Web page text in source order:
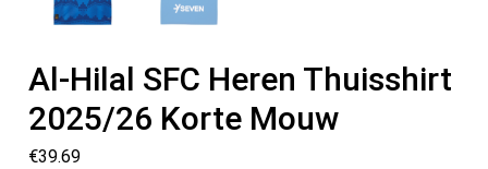
Al-Hilal SFC Heren Thuisshirt
2025/26 Korte Mouw
€39.69